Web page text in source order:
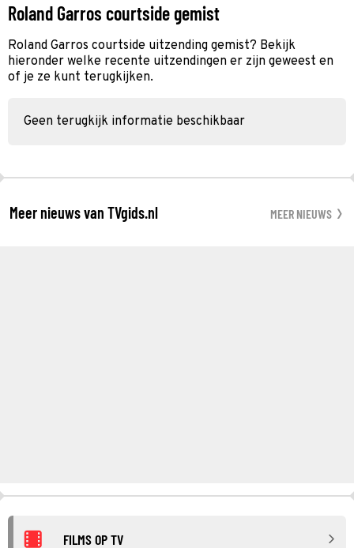
Roland Garros courtside gemist
Roland Garros courtside uitzending gemist? Bekijk
hieronder welke recente uitzendingen er zijn geweest en
of je ze kunt terugkijken.
Geen terugkijk informatie beschikbaar
Meer nieuws van TVgids.nl MEER NIEUWS
FILMS OP TV